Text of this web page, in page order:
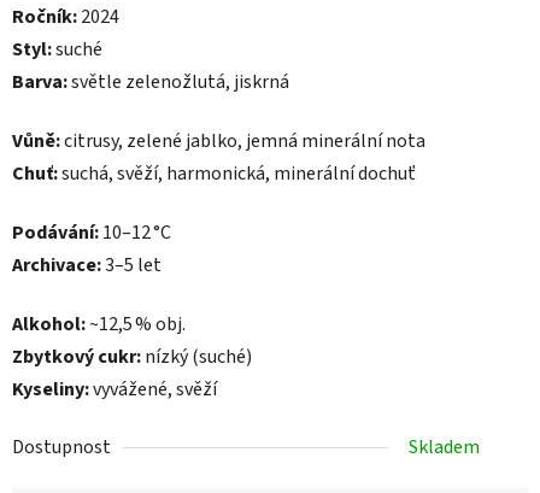
Ročník:2024
Styl:suché
Barva:světle zelenožlutá, jiskrná
Vůně:citrusy, zelené jablko, jemná minerální nota
Chuť:suchá, svěží, harmonická, minerální dochuť
Podávání:10–12 °C
Archivace:3–5 let
Alkohol:~12,5 % obj.
Zbytkový cukr:nízký (suché)
Kyseliny:vyvážené, svěží
Dostupnost Skladem